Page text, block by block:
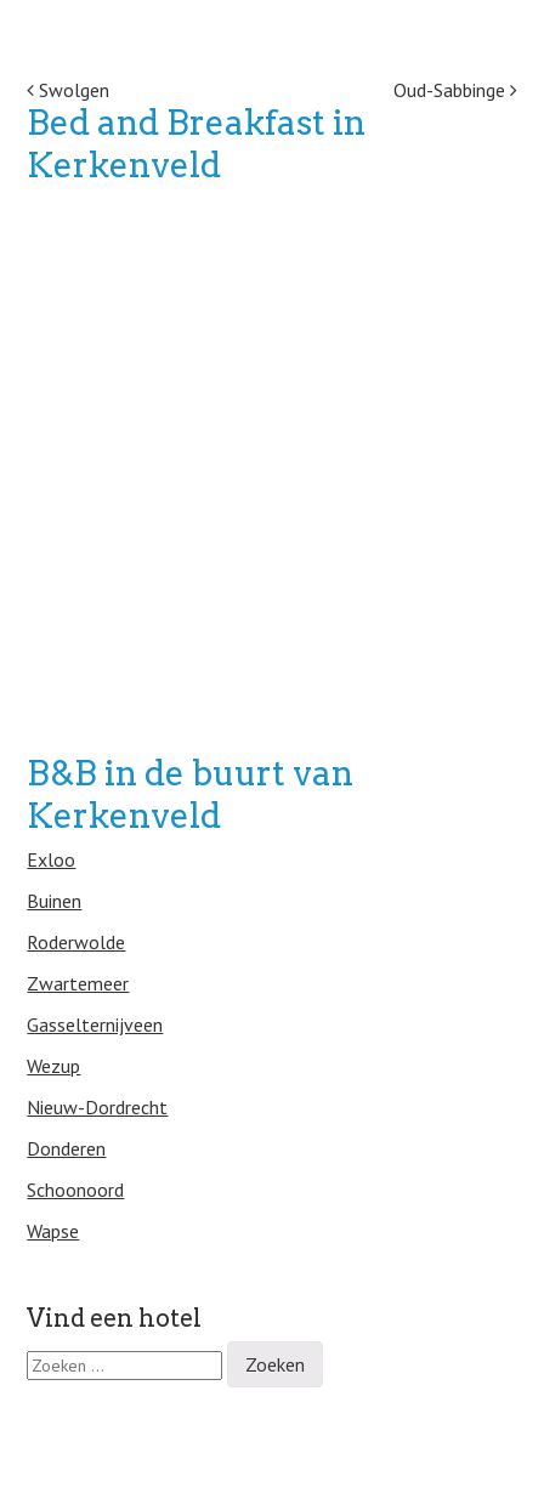
Post navigation
Swolgen Oud-Sabbinge
Bed and Breakfast in
Kerkenveld
B&B in de buurt van
Kerkenveld
Exloo
Buinen
Roderwolde
Zwartemeer
Gasselternijveen
Wezup
Nieuw-Dordrecht
Donderen
Schoonoord
Wapse
Vind een hotel
Z
o